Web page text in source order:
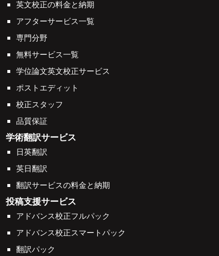
英文校正の料金と納期
アフターサービス一覧
専門分野
無料サービス一覧
学位論文英文校正サービス
ポストエディット
校正スタッフ
品質保証
学術翻訳サービス
日英翻訳
英日翻訳
翻訳サービスの料金と納期
投稿支援サービス
アドバンス校正フルパック
アドバンス校正スマートパック
翻訳パック